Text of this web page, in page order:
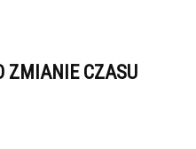
ZMIANIE CZASU